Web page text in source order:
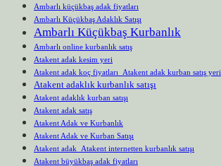
Ambarlı küçükbaş adak fiyatları
Ambarlı Küçükbaş Adaklık Satışı
Ambarlı Küçükbaş Kurbanlık
Ambarlı online kurbanlık satış
Atakent adak kesim yeri
Atakent adak koç fiyatları Atakent adak kurban satış yeri
Atakent adaklık kurbanlık satışı
Atakent adaklık kurban satışı
Atakent adak satış
Atakent Adak ve Kurbanlık
Atakent Adak ve Kurban Satışı
Atakent adak Atakent internetten kurbanlık satışı
Atakent büyükbaş adak fiyatları